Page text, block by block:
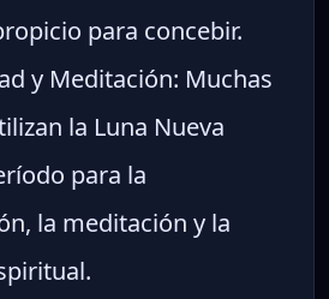
para concebir.
y Meditación: Muchas
la Luna Nueva
para la
la meditación y la